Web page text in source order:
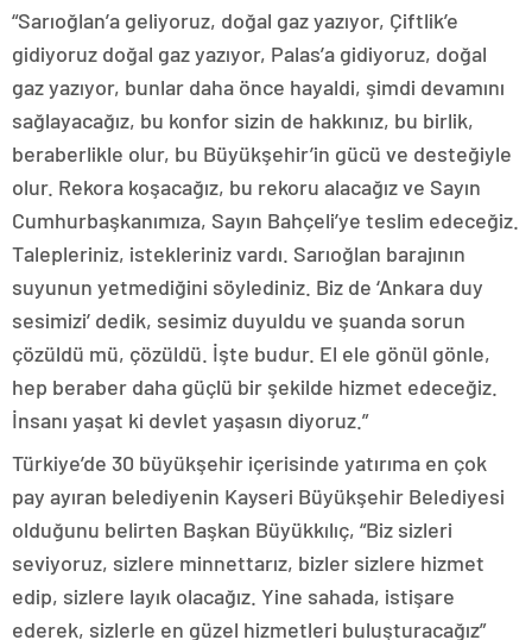
“Sarıoğlan’a geliyoruz, doğal gaz yazıyor, Çiftlik’e
gidiyoruz doğal gaz yazıyor, Palas’a gidiyoruz, doğal
gaz yazıyor, bunlar daha önce hayaldi, şimdi devamını
sağlayacağız, bu konfor sizin de hakkınız, bu birlik,
beraberlikle olur, bu Büyükşehir’in gücü ve desteğiyle
olur. Rekora koşacağız, bu rekoru alacağız ve Sayın
Cumhurbaşkanımıza, Sayın Bahçeli’ye teslim edeceğiz.
Talepleriniz, istekleriniz vardı. Sarıoğlan barajının
suyunun yetmediğini söylediniz. Biz de ‘Ankara duy
sesimizi’ dedik, sesimiz duyuldu ve şuanda sorun
çözüldü mü, çözüldü. İşte budur. El ele gönül gönle,
hep beraber daha güçlü bir şekilde hizmet edeceğiz.
İnsanı yaşat ki devlet yaşasın diyoruz.”
Türkiye’de 30 büyükşehir içerisinde yatırıma en çok
pay ayıran belediyenin Kayseri Büyükşehir Belediyesi
olduğunu belirten Başkan Büyükkılıç, “Biz sizleri
seviyoruz, sizlere minnettarız, bizler sizlere hizmet
edip, sizlere layık olacağız. Yine sahada, istişare
ederek, sizlerle en güzel hizmetleri buluşturacağız”